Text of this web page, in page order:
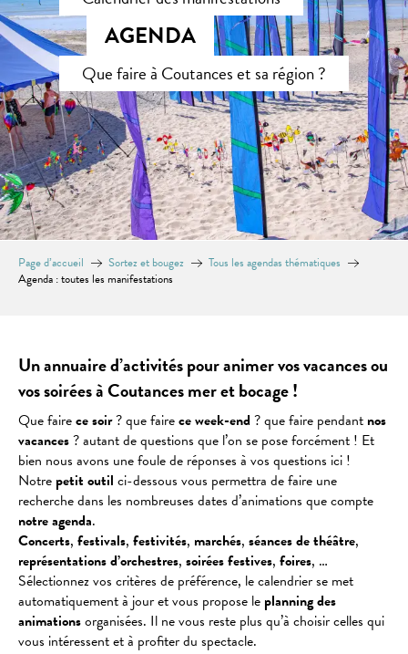
AGENDA
Que faire à Coutances et sa région ?
Page d’accueil Sortez et bougez
Tous les agendas thématiques
Agenda : toutes les manifestations
Un annuaire d’activités pour animer vos vacances ou
vos soirées à Coutances mer et bocage !
Que fairece soir? que fairece week-end ? que faire pendant nos
vacances? autant de questions que l’on se pose forcément ! Et
bien nous avons une foule de réponses à vos questions ici !
Notre petit outil ci-dessous vous permettra de faire une
recherche dans les nombreuses dates d’animations que compte
notre agenda.
Concerts, festivals, festivités, marchés, séancesdethéâtre,
représentationsd’orchestres, soiréesfestives, foires, …
Sélectionnez vos critères de préférence, le calendrier se met
automatiquement à jour et vous propose le planning des
animationsorganisées. Il ne vous reste plus qu’à choisir celles qui
vous intéressent et à profiter du spectacle.